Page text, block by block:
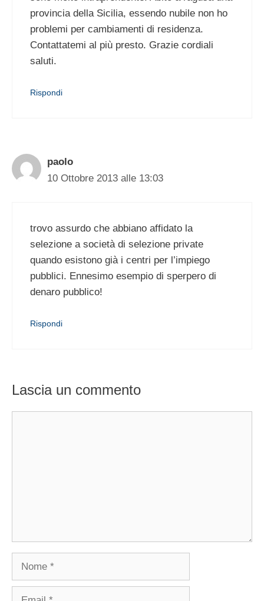
provincia della Sicilia, essendo nubile non ho
problemi per cambiamenti di residenza.
Contattatemi al più presto. Grazie cordiali
saluti.
Rispondi
paolo
10 Ottobre 2013 alle 13:03
trovo assurdo che abbiano affidato la
selezione a società di selezione private
quando esistono già i centri per l’impiego
pubblici. Ennesimo esempio di sperpero di
denaro pubblico!
Rispondi
Lascia un commento
Nome
Email